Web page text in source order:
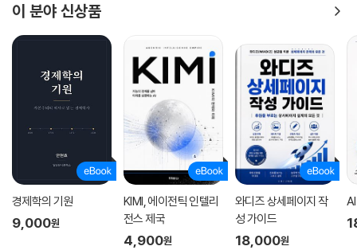
이 분야 신상품
경제학의 기원
9,000원
KIMI, 에이전틱 인텔리
전스 제국
4,900원
와디즈 상세페이지 작
성 가이드
18,000원